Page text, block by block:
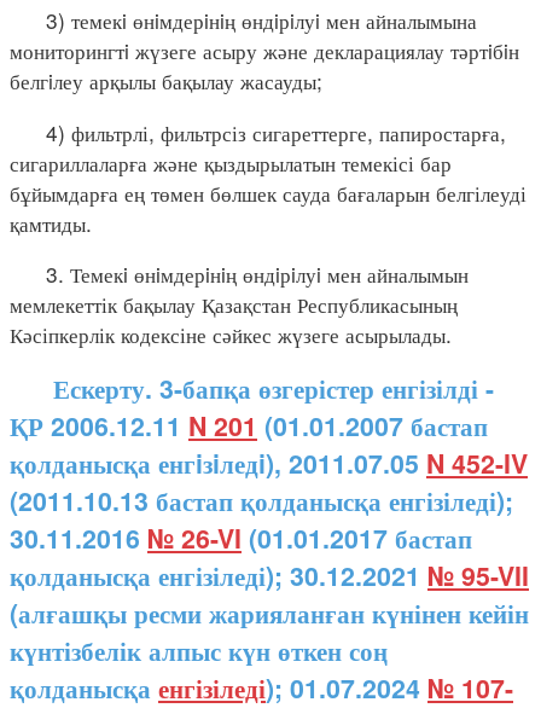
3) темекi өнiмдерiнiң өндiрiлуi мен айналымына
мониторингтi жүзеге асыру және декларациялау тәртiбiн
белгiлеу арқылы бақылау жасауды;
4) фильтрлі, фильтрсіз сигареттерге, папиростарға,
сигариллаларға және қыздырылатын темекісі бар
бұйымдарға ең төмен бөлшек сауда бағаларын белгілеуді
қамтиды.
3. Темекi өнiмдерiнiң өндiрiлуi мен айналымын
мемлекеттік бақылау Қазақстан Республикасының
Кәсіпкерлік кодексіне сәйкес жүзеге асырылады.
Ескерту. 3-бапқа өзгерістер енгізілді -
ҚР 2006.12.11 N 201 (01.01.2007 бастап
қолданысқа енгiзiледi), 2011.07.05 N 452-IV
(2011.10.13 бастап қолданысқа енгізіледі);
30.11.2016 № 26-VI (01.01.2017 бастап
қолданысқа енгізіледі); 30.12.2021 № 95-VII
(алғашқы ресми жарияланған күнінен кейін
күнтізбелік алпыс күн өткен соң
қолданысқа енгізіледі); 01.07.2024 № 107-